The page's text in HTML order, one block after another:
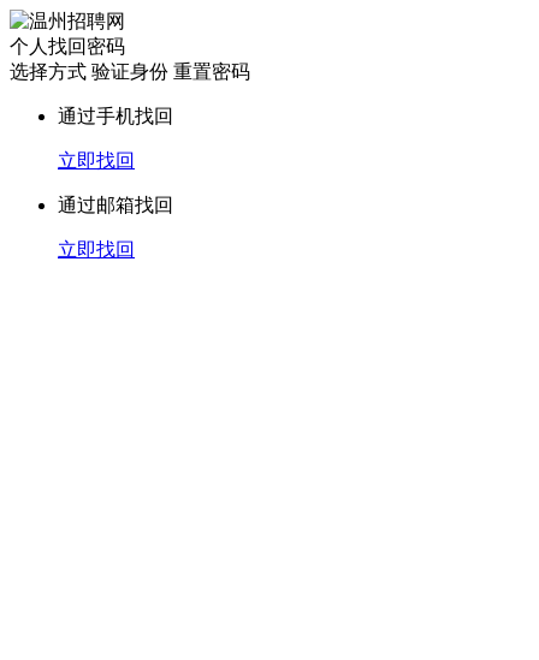
个人找回密码
选择方式 验证身份 重置密码
通过手机找回
立即找回
通过邮箱找回
立即找回